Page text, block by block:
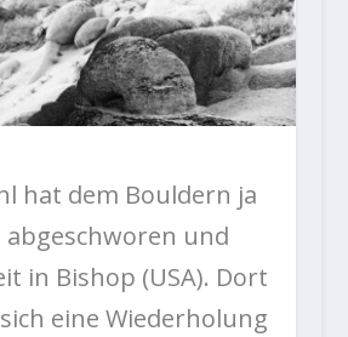
hat dem Bouldern ja
abgeschworen und
in Bishop (USA). Dort
eine Wiederholung